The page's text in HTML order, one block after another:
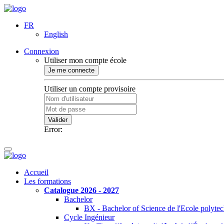
FR
English
Connexion
Utiliser mon compte école
Je me connecte
Utiliser un compte provisoire
Valider
Error:
Accueil
Les formations
Catalogue 2026 - 2027
Bachelor
BX - Bachelor of Science de l'Ecole
Cycle Ingénieur